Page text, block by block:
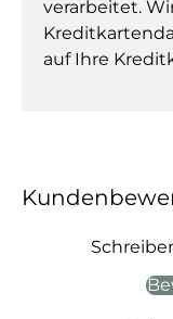
verarbeitet.
auf Ihre